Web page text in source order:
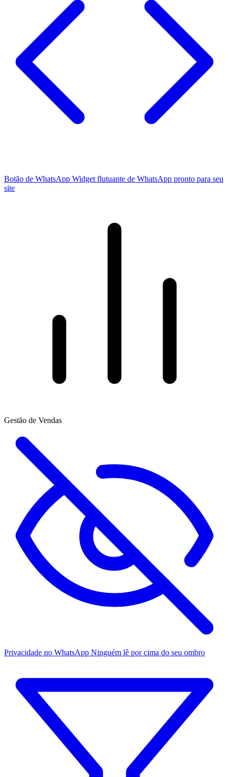
Botão de WhatsApp Widget flutuante de WhatsApp pronto para seu
site
Gestão de Vendas
Privacidade no WhatsApp Ninguém lê por cima do seu ombro